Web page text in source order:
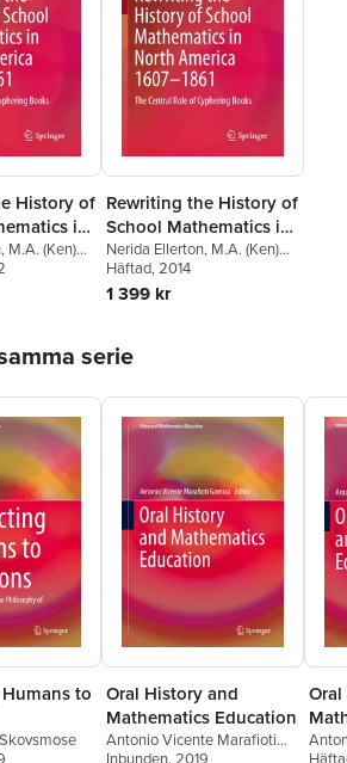
History of
in
1607-
, M.A. (Ken)
Rewriting the History of
School Mathematics in
North America 1607-
1861
Nerida Ellerton, M.A. (Ken)
Clements
Häftad, 2014
1 399 kr
serie
to
Oral History and
Mathematics Education
Antonio Vicente Marafioti
Garnica
Inbunden, 2019